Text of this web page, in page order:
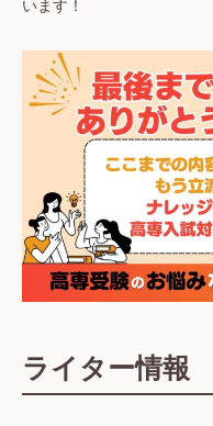
います！
ライター情報